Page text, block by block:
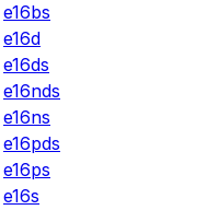
e16bs
e16d
e16ds
e16nds
e16ns
e16pds
e16ps
e16s